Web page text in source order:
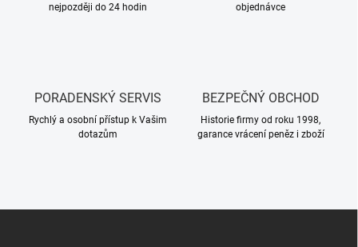
nejpozději do 24 hodin
objednávce
PORADENSKÝ SERVIS
Rychlý a osobní přístup k Vašim
dotazům
BEZPEČNÝ OBCHOD
Historie firmy od roku 1998,
garance vrácení peněz i zboží